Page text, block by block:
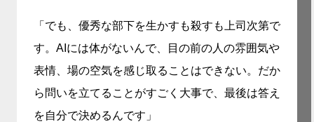
「でも、優秀な部下を生かすも殺すも上司次第で
す。AIには体がないんで、目の前の人の雰囲気や
表情、場の空気を感じ取ることはできない。だか
ら問いを立てることがすごく大事で、最後は答え
を自分で決めるんです」